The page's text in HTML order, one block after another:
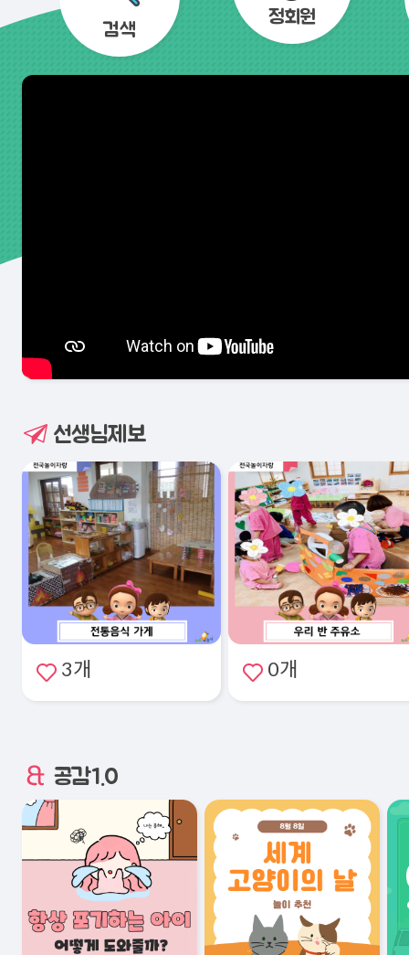
검색
정회원
선생님제보
3개 0개
공감1.0